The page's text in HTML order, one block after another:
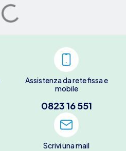
Assistenza da rete fissa e
mobile
0823 16 551
Scrivi una mail